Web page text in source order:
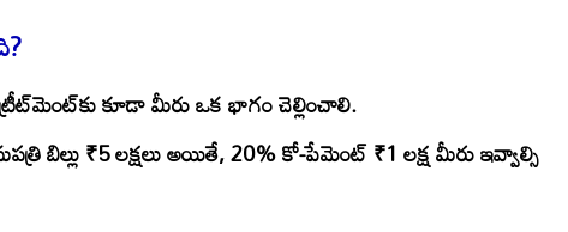
కూడా మీరు ఒక భాగం చెల్లించాలి.
బిల్లు ₹5 లక్షలు అయితే, 20% కో-పేమెంట్ ₹1 లక్ష మీరు ఇవ్వాల్సి